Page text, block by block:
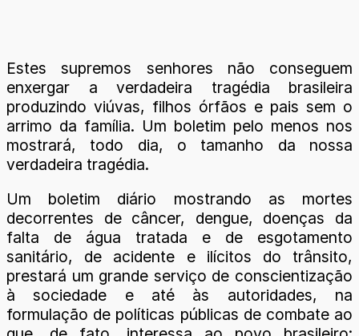
Estes supremos senhores não conseguem
enxergar a verdadeira tragédia brasileira
produzindo viúvas, filhos órfãos e pais sem o
arrimo da família. Um boletim pelo menos nos
mostrará, todo dia, o tamanho da nossa
verdadeira tragédia.
Um boletim diário mostrando as mortes
decorrentes de câncer, dengue, doenças da
falta de água tratada e de esgotamento
sanitário, de acidente e ilícitos do trânsito,
prestará um grande serviço de conscientização
à sociedade e até às autoridades, na
formulação de políticas públicas de combate ao